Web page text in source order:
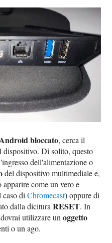
bloccato, cerca il
dispositivo. Di solito, questo
dell'alimentazione o
del dispositivo multimediale e,
come un vero e
caso diChromecast) oppure di
dalla dicituraRESET. In
utilizzare unoggetto
o un ago.